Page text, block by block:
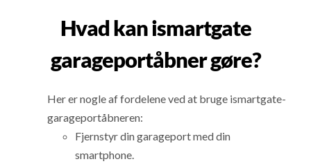
Hvad kan ismartgate
garageportåbner gøre?
Her er nogle af fordelene ved at bruge ismartgate-
garageportåbneren:
Fjernstyr din garageport med din
smartphone.